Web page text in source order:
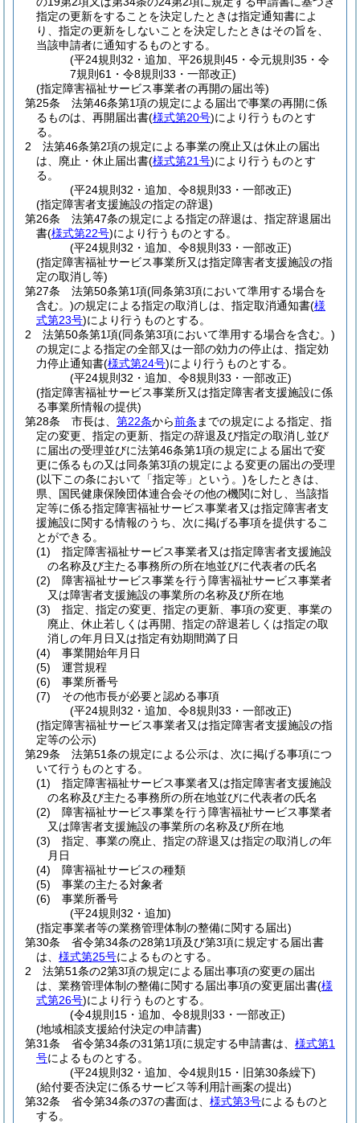
指定の更新をすることを決定したときは指定通知書によ
り、指定の更新をしないことを決定したときはその旨を、
当該申請者に通知するものとする。
(平24規則32・追加、平26規則45・令元規則35・令
7規則61・令8規則33・一部改正)
(指定障害福祉サービス事業者の再開の届出等)
第25条
法第46条第1項の規定による届出で事業の再開に係
るものは、再開届出書(様式第20号)により行うものとす
る。
2
法第46条第2項の規定による事業の廃止又は休止の届出
は、廃止・休止届出書(様式第21号)により行うものとす
る。
(平24規則32・追加、令8規則33・一部改正)
(指定障害者支援施設の指定の辞退)
第26条
法第47条の規定による指定の辞退は、指定辞退届出
書(様式第22号)により行うものとする。
(平24規則32・追加、令8規則33・一部改正)
(指定障害福祉サービス事業所又は指定障害者支援施設の指
定の取消し等)
第27条
法第50条第1項(同条第3項において準用する場合を
含む。)の規定による指定の取消しは、指定取消通知書(様
式第23号)により行うものとする。
2
法第50条第1項(同条第3項において準用する場合を含む。)
の規定による指定の全部又は一部の効力の停止は、指定効
力停止通知書(様式第24号)により行うものとする。
(平24規則32・追加、令8規則33・一部改正)
(指定障害福祉サービス事業所又は指定障害者支援施設に係
る事業所情報の提供)
第28条
市長は、 第22条から前条 までの規定による指定、指
定の変更、指定の更新、指定の辞退及び指定の取消し並び
に届出の受理並びに法第46条第1項の規定による届出で変
更に係るもの又は同条第3項の規定による変更の届出の受理
(以下この条において「指定等」という。)をしたときは、
県、国民健康保険団体連合会その他の機関に対し、当該指
定等に係る指定障害福祉サービス事業者又は指定障害者支
援施設に関する情報のうち、次に掲げる事項を提供するこ
とができる。
(1)
指定障害福祉サービス事業者又は指定障害者支援施設
の名称及び主たる事務所の所在地並びに代表者の氏名
(2)
障害福祉サービス事業を行う障害福祉サービス事業者
又は障害者支援施設の事業所の名称及び所在地
(3)
指定、指定の変更、指定の更新、事項の変更、事業の
廃止、休止若しくは再開、指定の辞退若しくは指定の取
消しの年月日又は指定有効期間満了日
(4)
事業開始年月日
(5)
運営規程
(6)
事業所番号
(7)
その他市長が必要と認める事項
(平24規則32・追加、令8規則33・一部改正)
(指定障害福祉サービス事業者又は指定障害者支援施設の指
定等の公示)
第29条
法第51条の規定による公示は、次に掲げる事項につ
いて行うものとする。
(1)
指定障害福祉サービス事業者又は指定障害者支援施設
の名称及び主たる事務所の所在地並びに代表者の氏名
(2)
障害福祉サービス事業を行う障害福祉サービス事業者
又は障害者支援施設の事業所の名称及び所在地
(3)
指定、事業の廃止、指定の辞退又は指定の取消しの年
月日
(4)
障害福祉サービスの種類
(5)
事業の主たる対象者
(6)
事業所番号
(平24規則32・追加)
(指定事業者等の業務管理体制の整備に関する届出)
第30条
省令第34条の28第1項及び第3項に規定する届出書
は、 様式第25号によるものとする。
2
法第51条の2第3項の規定による届出事項の変更の届出
は、業務管理体制の整備に関する届出事項の変更届出書(様
式第26号)により行うものとする。
(令4規則15・追加、令8規則33・一部改正)
(地域相談支援給付決定の申請書)
第31条
省令第34条の31第1項に規定する申請書は、 様式第1
号によるものとする。
(平24規則32・追加、令4規則15・旧第30条繰下)
(給付要否決定に係るサービス等利用計画案の提出)
第32条
省令第34条の37の書面は、 様式第3号によるものと
する。